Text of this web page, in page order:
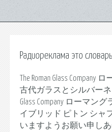
Радиореклама это словарь
The Roman Glass
古代ガラスとシルバーネ
Glass Company ローマン
イブリッド ピトン シャ
いますようお願い申し